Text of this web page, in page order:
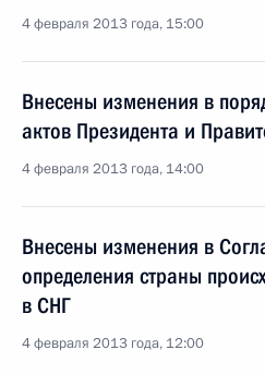
4 февраля 2013 года, 15:00
Внесены изменения в
актов Президента и
4 февраля 2013 года, 14:00
Внесены изменения в
определения страны
в СНГ
4 февраля 2013 года, 12:00